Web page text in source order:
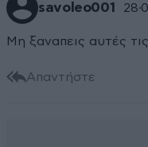
savoleo001
Μη ξαναπεις αυτές
Απαντήστε